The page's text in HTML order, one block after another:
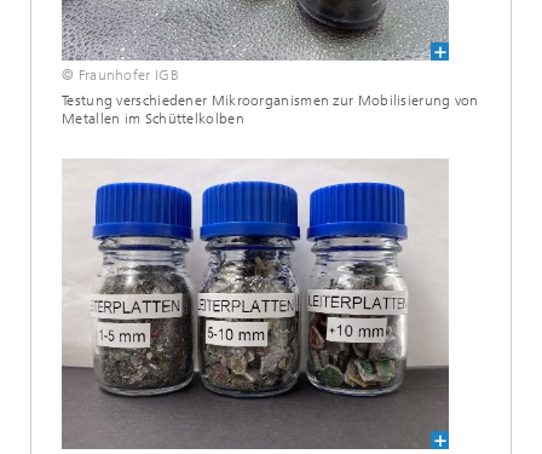
© Fraunhofer IGB
Testung verschiedener Mikroorganismen zur Mobilisierung von
Metallen im Schüttelkolben